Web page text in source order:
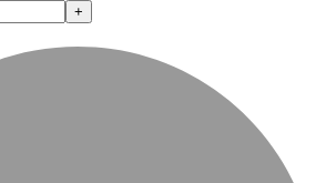
+